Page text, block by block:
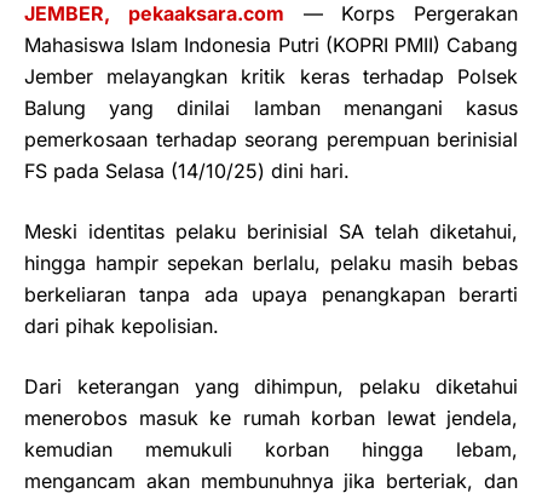
JEMBER, pekaaksara.com — Korps Pergerakan
Mahasiswa Islam Indonesia Putri (KOPRI PMII) Cabang
Jember melayangkan kritik keras terhadap Polsek
Balung yang dinilai lamban menangani kasus
pemerkosaan terhadap seorang perempuan berinisial
FS pada Selasa (14/10/25) dini hari.
Meski identitas pelaku berinisial SA telah diketahui,
hingga hampir sepekan berlalu, pelaku masih bebas
berkeliaran tanpa ada upaya penangkapan berarti
dari pihak kepolisian.
Dari keterangan yang dihimpun, pelaku diketahui
menerobos masuk ke rumah korban lewat jendela,
kemudian memukuli korban hingga lebam,
mengancam akan membunuhnya jika berteriak, dan